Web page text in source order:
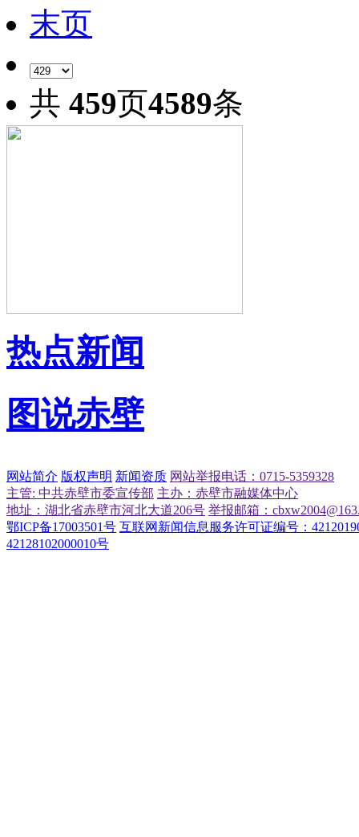
末页
共 459页4589条
热点新闻
图说赤壁
网站简介 版权声明 新闻资质 网站举报电话：0715-5359328
主管: 中共赤壁市委宣传部 主办：赤壁市融媒体中心
地址：湖北省赤壁市河北大道206号 举报邮箱：
鄂ICP备17003501号 互联网新闻信息服务许可证编号：
42128102000010号